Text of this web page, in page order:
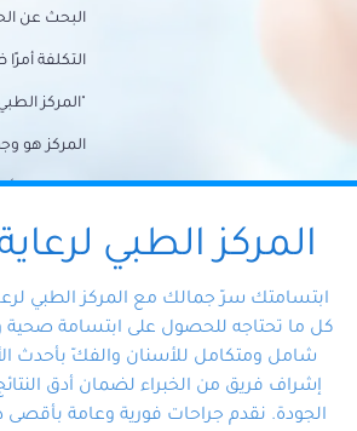
البحث عن
التكلفة
"المركز
المركز هو
احتياجات
وتضمن لك
المتخصص
في أيد أمينة
احترافية
المركز الطبي
ابتسامتك سرّ جمالك مع المركز الطبي
كل ما تحتاجه للحصول على ابتسامة صحية
شامل ومتكامل للأسنان والفكّ بأحدث
إشراف فريق من الخبراء لضمان أدق
الجودة. نقدم جراحات فورية وعامة بأقصى